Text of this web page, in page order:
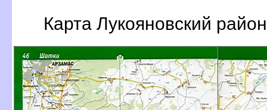
Карта Лукояновский район